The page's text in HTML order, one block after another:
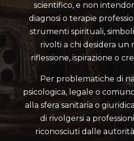
scientifico, e non
diagnosi o terapie
strumenti spirituali,
rivolti a chi desidera un
riflessione, ispirazione o
Per problematiche di
psicologica, legale o
alla sfera sanitaria o
di rivolgersi a
riconosciuti dalle